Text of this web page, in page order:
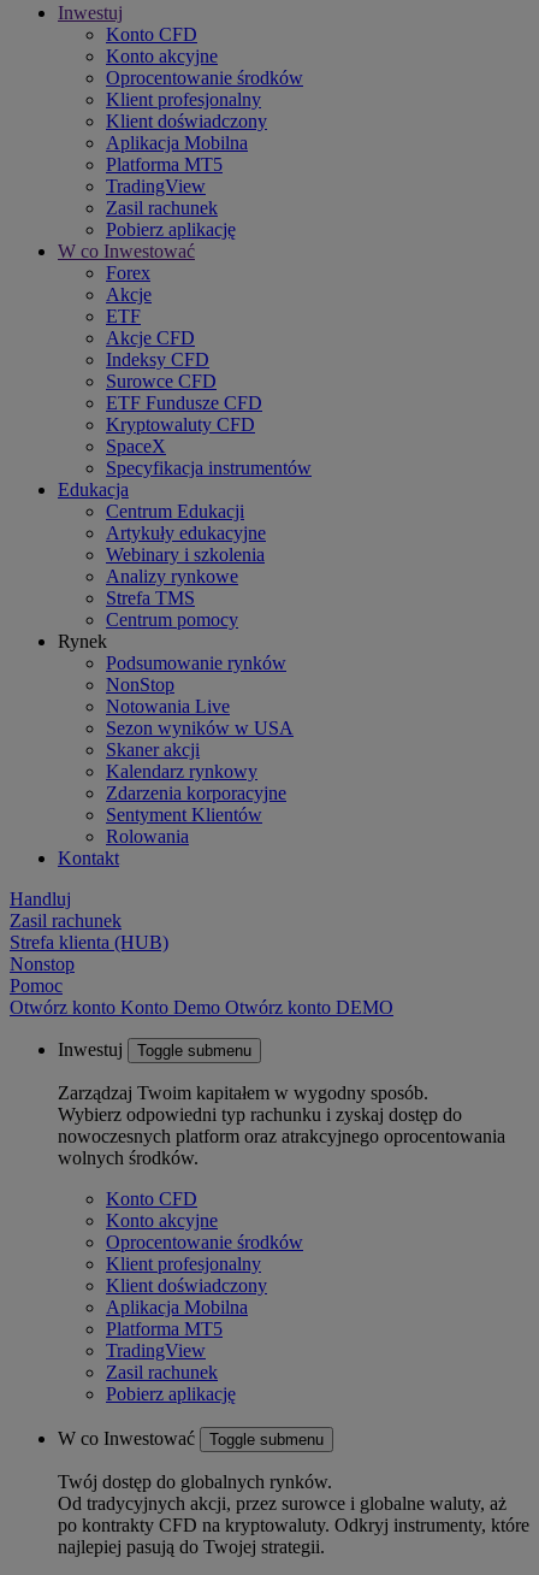
Inwestuj
Konto CFD
Konto akcyjne
Oprocentowanie środków
Klient profesjonalny
Klient doświadczony
Aplikacja Mobilna
Platforma MT5
TradingView
Zasil rachunek
Pobierz aplikację
W co Inwestować
Forex
Akcje
ETF
Akcje CFD
Indeksy CFD
Surowce CFD
ETF Fundusze CFD
Kryptowaluty CFD
SpaceX
Specyfikacja instrumentów
Edukacja
Centrum Edukacji
Artykuły edukacyjne
Webinary i szkolenia
Analizy rynkowe
Strefa TMS
Centrum pomocy
Rynek
Podsumowanie rynków
NonStop
Notowania Live
Sezon wyników w USA
Skaner akcji
Kalendarz rynkowy
Zdarzenia korporacyjne
Sentyment Klientów
Rolowania
Kontakt
Handluj
Zasil rachunek
Strefa klienta (HUB)
Nonstop
Pomoc
Otwórz konto Konto Demo Otwórz konto DEMO
Inwestuj Toggle submenu
Zarządzaj Twoim kapitałem w wygodny sposób.
Wybierz odpowiedni typ rachunku i zyskaj dostęp do
nowoczesnych platform oraz atrakcyjnego oprocentowania
wolnych środków.
Konto CFD
Konto akcyjne
Oprocentowanie środków
Klient profesjonalny
Klient doświadczony
Aplikacja Mobilna
Platforma MT5
TradingView
Zasil rachunek
Pobierz aplikację
W co Inwestować Toggle submenu
Twój dostęp do globalnych rynków.
Od tradycyjnych akcji, przez surowce i globalne waluty, aż
po kontrakty CFD na kryptowaluty. Odkryj instrumenty, które
najlepiej pasują do Twojej strategii.